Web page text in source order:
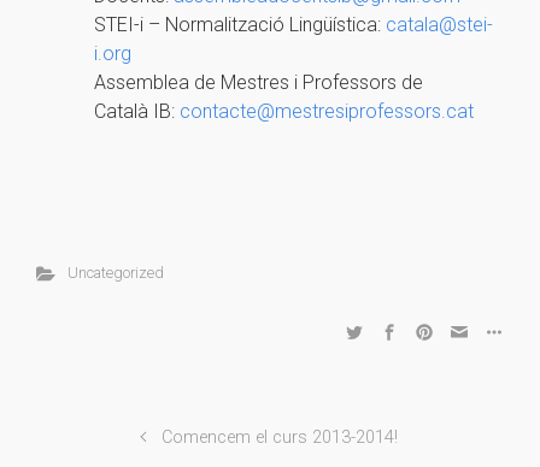
STEI-i – Normalització Lingüística: catala@stei-
i.org
Assemblea de Mestres i Professors de
Català IB: contacte@mestresiprofessors.cat
Uncategorized
Comencem el curs 2013-2014!